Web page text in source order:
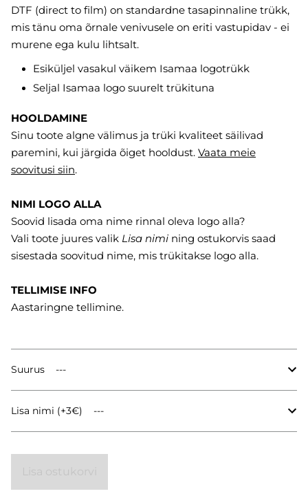
DTF (direct to film) on standardne tasapinnaline trükk,
mis tänu oma õrnale venivusele on eriti vastupidav - ei
murene ega kulu lihtsalt.
Esiküljel vasakul väikem Isamaa logotrükk
Seljal Isamaa logo suurelt trükituna
HOOLDAMINE
Sinu toote algne välimus ja trüki kvaliteet säilivad
paremini, kui järgida õiget hooldust. Vaata meie
soovitusi siin.
NIMI LOGO ALLA
Soovid lisada oma nime rinnal oleva logo alla?
Vali toote juures valik Lisa nimi ning ostukorvis saad
sisestada soovitud nime, mis trükitakse logo alla.
TELLIMISE INFO
Aastaringne tellimine.
Suurus
Lisa nimi (+3€)